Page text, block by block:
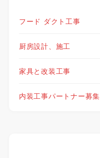
フード ダクト工事
厨房設計、施工
家具と改装工事
内装工事パートナー募集